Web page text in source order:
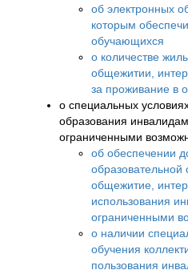
об электронных
которым
обучающихся
о количестве
общежитии,
за проживание в
о специальных
образования
ограниченными
об обеспечении
образовательной
общежитие,
использования
ограниченными
о наличии
обучения
пользования